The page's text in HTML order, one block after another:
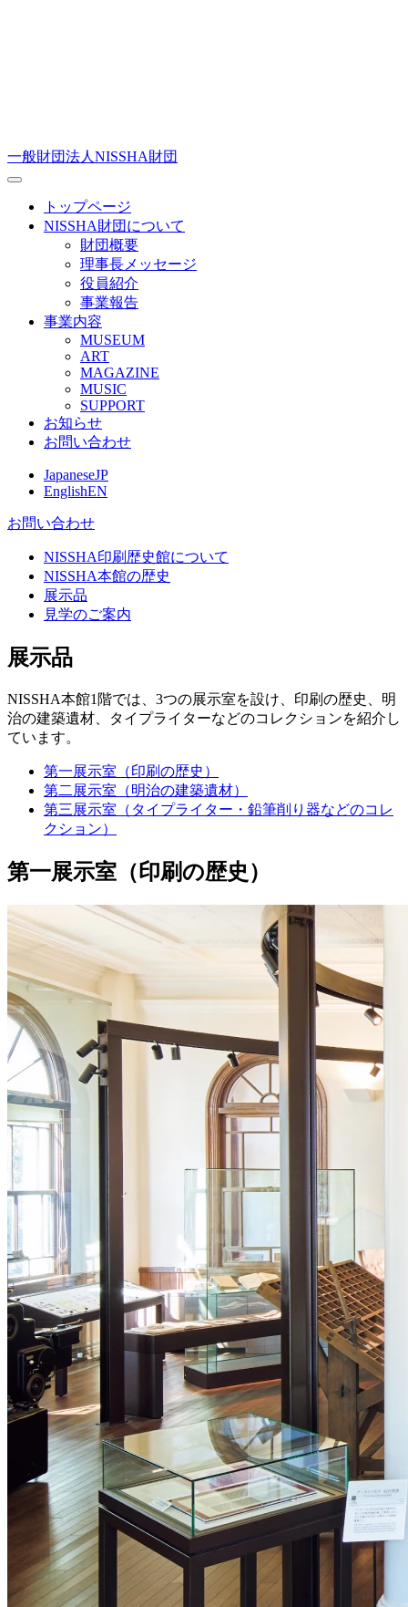
一般財団法人NISSHA財団
トップページ
NISSHA財団について
財団概要
理事長メッセージ
役員紹介
事業報告
事業内容
MUSEUM
ART
MAGAZINE
MUSIC
SUPPORT
お知らせ
お問い合わせ
JapaneseJP
EnglishEN
お問い合わせ
NISSHA印刷歴史館について
NISSHA本館の歴史
展示品
見学のご案内
展示品
NISSHA本館1階では、3つの展示室を設け、印刷の歴史、明
治の建築遺材、タイプライターなどのコレクションを紹介し
ています。
第一展示室（印刷の歴史）
第二展示室（明治の建築遺材）
第三展示室（タイプライター・鉛筆削り器などのコレ
クション）
第一展示室（印刷の歴史）